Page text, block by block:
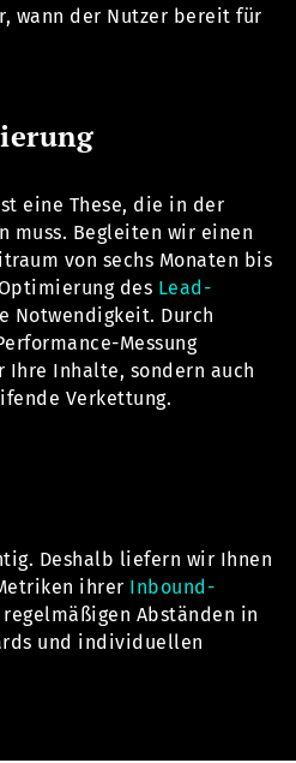
wann der Nutzer bereit für
eine These, die in der
muss. Begleiten wir einen
von sechs Monaten bis
des Lead-
Notwendigkeit. Durch
Messung
Inhalte, sondern auch
Verkettung.
Deshalb liefern wir Ihnen
ihrer Inbound-
regelmäßigen Abständen in
und individuellen